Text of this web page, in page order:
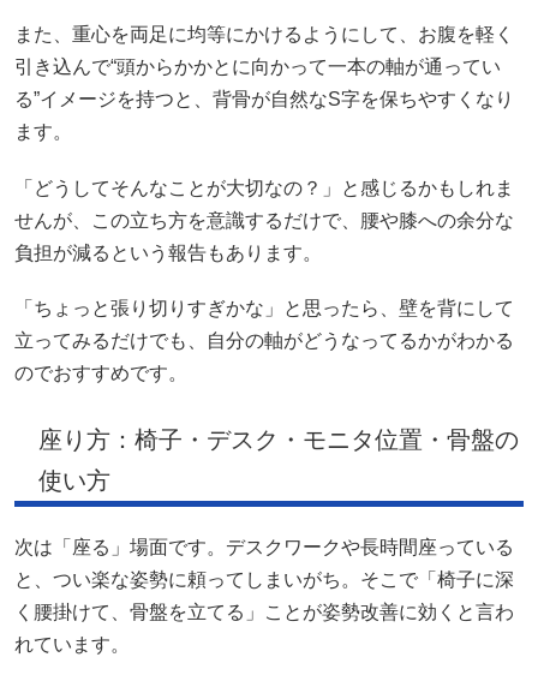
また、重心を両足に均等にかけるようにして、お腹を軽く
引き込んで“頭からかかとに向かって一本の軸が通ってい
る”イメージを持つと、背骨が自然なS字を保ちやすくなり
ます。
「どうしてそんなことが大切なの？」と感じるかもしれま
せんが、この立ち方を意識するだけで、腰や膝への余分な
負担が減るという報告もあります。
「ちょっと張り切りすぎかな」と思ったら、壁を背にして
立ってみるだけでも、自分の軸がどうなってるかがわかる
のでおすすめです。
座り方：椅子・デスク・モニタ位置・骨盤の
使い方
次は「座る」場面です。デスクワークや長時間座っている
と、つい楽な姿勢に頼ってしまいがち。そこで「椅子に深
く腰掛けて、骨盤を立てる」ことが姿勢改善に効くと言わ
れています。